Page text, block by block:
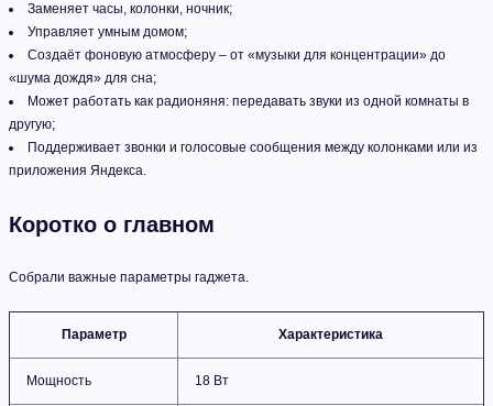
Заменяет часы, колонки, ночник;
Управляет умным домом;
Создаёт фоновую атмосферу – от «музыки для концентрации» до
«шума дождя» для сна;
Может работать как радионяня: передавать звуки из одной комнаты в
другую;
Поддерживает звонки и голосовые сообщения между колонками или из
приложения Яндекса.
Коротко о главном
Собрали важные параметры гаджета.
Параметр Характеристика
Мощность 18 Вт